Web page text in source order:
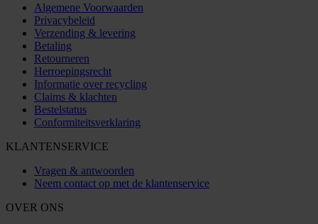
Algemene Voorwaarden
Privacybeleid
Verzending & levering
Betaling
Retourneren
Herroepingsrecht
Informatie over recycling
Claims & klachten
Bestelstatus
Conformiteitsverklaring
KLANTENSERVICE
Vragen & antwoorden
Neem contact op met de klantenservice
OVER ONS